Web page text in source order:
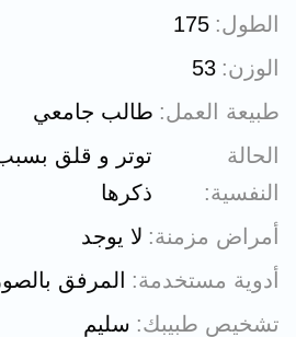
الطول 175
الوزن 53
طبيعة العمل طالب جامعي
الحالة
النفسية
توتر و قلق
ذكرها
أمراض مزمنة لا يوجد
أدوية مستخدمة
المرفق
تشخيص طبيبك سليم